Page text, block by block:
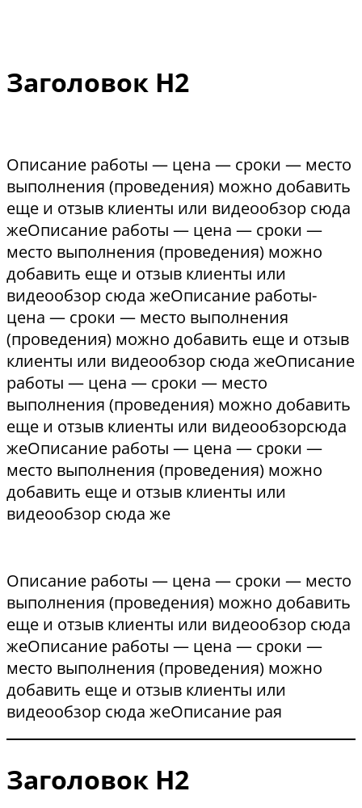
Заголовок Н2
Описание работы — цена — сроки — место
выполнения (проведения) можно добавить
еще и отзыв клиенты или видеообзор сюда
жеОписание работы — цена — сроки —
место выполнения (проведения) можно
добавить еще и отзыв клиенты или
видеообзор сюда жеОписание работы-
цена — сроки — место выполнения
(проведения) можно добавить еще и отзыв
клиенты или видеообзор сюда жеОписание
работы — цена — сроки — место
выполнения (проведения) можно добавить
еще и отзыв клиенты или видеообзорсюда
жеОписание работы — цена — сроки —
место выполнения (проведения) можно
добавить еще и отзыв клиенты или
видеообзор сюда же
Описание работы — цена — сроки — место
выполнения (проведения) можно добавить
еще и отзыв клиенты или видеообзор сюда
жеОписание работы — цена — сроки —
место выполнения (проведения) можно
добавить еще и отзыв клиенты или
видеообзор сюда жеОписание рая
Заголовок Н2